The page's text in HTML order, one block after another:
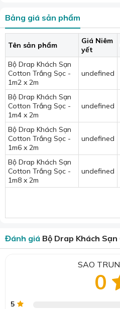
Bảng giá sản phẩm
Tên sản phẩm
Giá Niêm
yết
Bộ Drap Khách Sạn
Cotton Trắng Sọc -
1m2 x 2m
undefined
Bộ Drap Khách Sạn
Cotton Trắng Sọc -
1m4 x 2m
undefined
Bộ Drap Khách Sạn
Cotton Trắng Sọc -
1m6 x 2m
undefined
Bộ Drap Khách Sạn
Cotton Trắng Sọc -
1m8 x 2m
undefined
Đánh giá Bộ Drap Khách
SAO
0
5